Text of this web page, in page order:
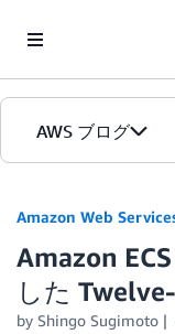
AWS ブログ
カテゴリ
エディション
Amazon Web
Amazon
した
by Shingo Sugimoto